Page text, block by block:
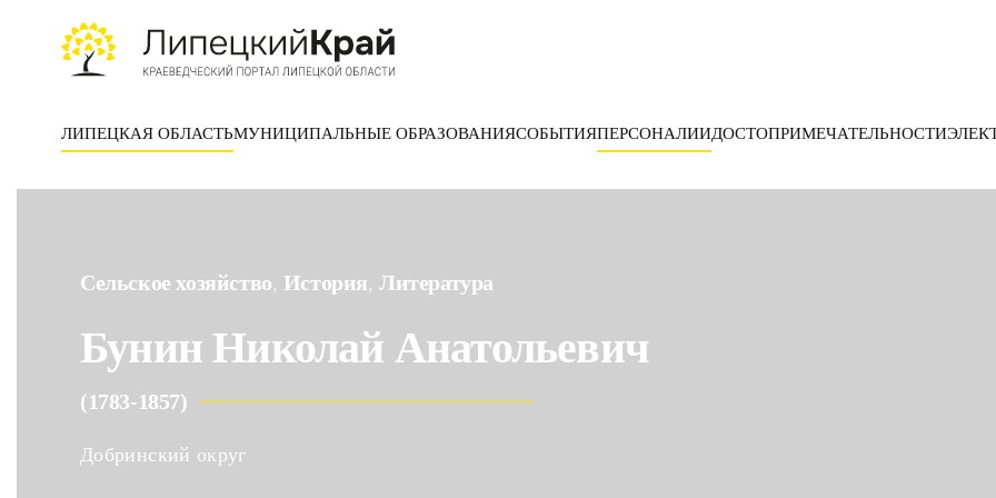
Skip to main content
ЛИПЕЦКАЯ ОБЛАСТЬМУНИЦИПАЛЬНЫЕ ОБРАЗОВАНИЯСОБЫТИЯПЕРСОНАЛИИДОСТОПРИМЕЧАТЕЛЬНОСТИ
Сельское хозяйство, История,Литература
Бунин Николай Анатольевич
(1783-1857)
Добринский округ